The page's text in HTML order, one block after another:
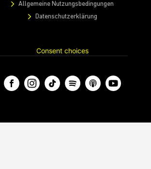
Allgemeine Nutzungsbedingungen
Datenschutzerklärung
Consent choices